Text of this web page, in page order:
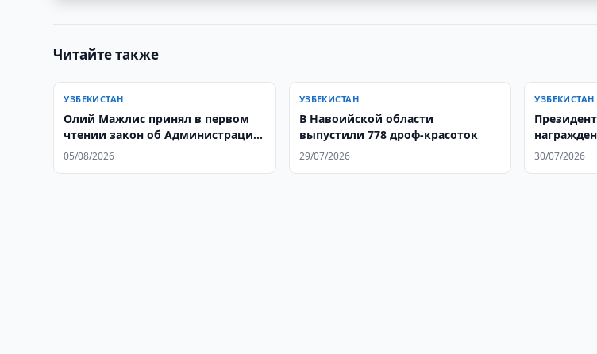
Читайте также
УЗБЕКИСТАН
Олий Мажлис принял в первом
чтении закон об Администрации
Президента
05/08/2026
УЗБЕКИСТАН
В Навоийской области
выпустили 778 дроф-красоток
29/07/2026
УЗБЕКИСТАН
степени
30/07/2026